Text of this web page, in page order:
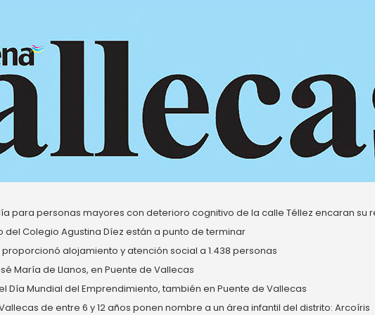
para personas mayores con deterioro cognitivo de la calle Téllez encaran su
Colegio Agustina Díez están a punto de terminar
alojamiento y atención social a 1.438 personas
María de Llanos, en Puente de Vallecas
Día Mundial del Emprendimiento, también en Puente de Vallecas
de entre 6 y 12 años ponen nombre a un área infantil del distrito: Arcoíris